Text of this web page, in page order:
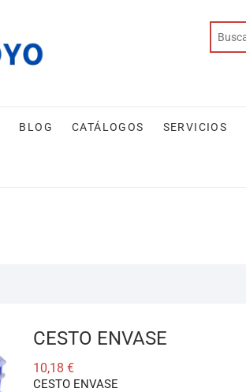
BLOG CATÁLOGOS SERVICIOS
CESTO ENVASE
10,18 €
CESTO ENVASE